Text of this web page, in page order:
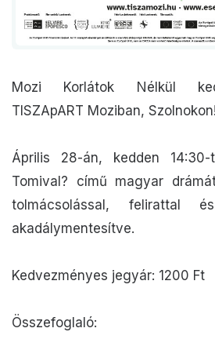
Mozi Korlátok Nélkül
TISZApART Moziban, Szolnokon!
Április 28-án, kedden
Tomival? című magyar
tolmácsolással, felirattal és
akadálymentesítve.
Kedvezményes jegyár: 1200 Ft
Összefoglaló: